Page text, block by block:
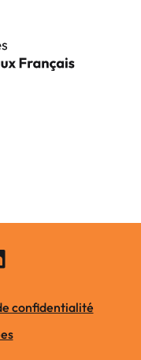
confidentialité